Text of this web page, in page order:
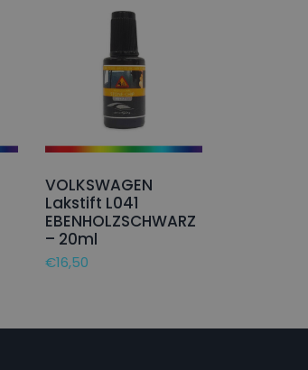
VOLKSWAGEN
Lakstift L041
EBENHOLZSCHWARZ
– 20ml
€16,50